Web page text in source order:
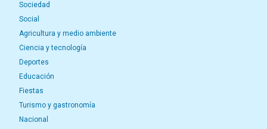
Sociedad
Social
Agricultura y medio ambiente
Ciencia y tecnología
Deportes
Educación
Fiestas
Turismo y gastronomía
Nacional